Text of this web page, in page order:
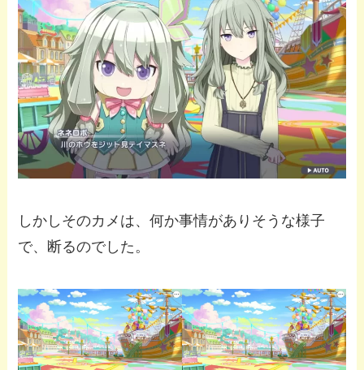
しかしそのカメは、何か事情がありそうな様子
で、断るのでした。